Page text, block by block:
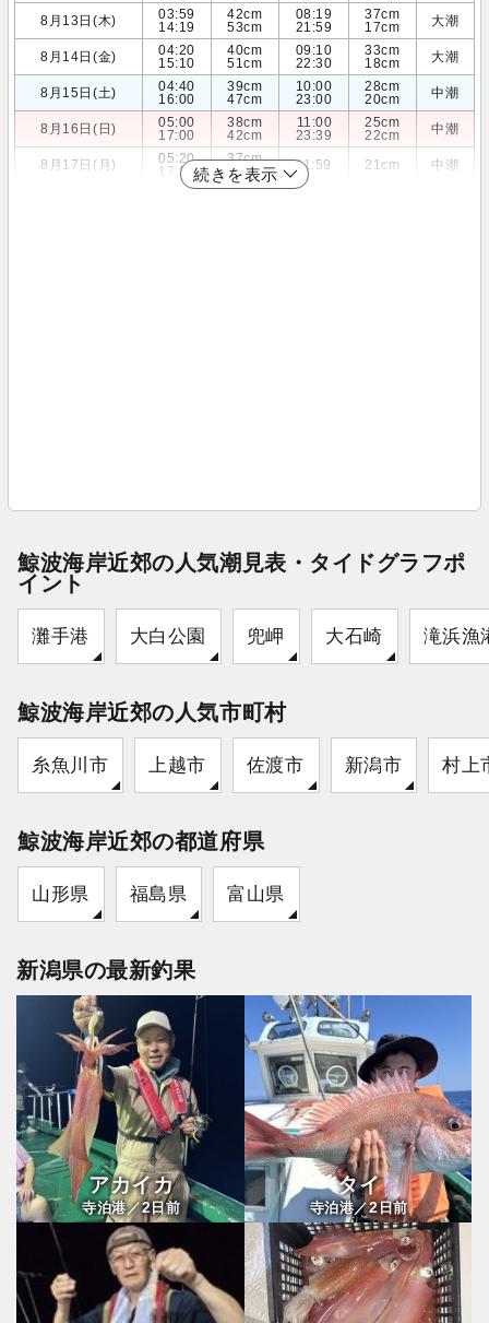
8月13日(木)
03:59
14:19
42cm
53cm
08:19
21:59
37cm
17cm
大潮
8月14日(金)
04:20
15:10
40cm
51cm
09:10
22:30
33cm
18cm
大潮
8月15日(土)
04:40
16:00
39cm
47cm
10:00
23:00
28cm
20cm
中潮
8月16日(日)
05:00
17:00
38cm
42cm
11:00
23:39
25cm
22cm
中潮
8月17日(月)
05:20
17:59
37cm
37cm
11:59 21cm 中潮
続きを表示
鯨波海岸近郊の人気潮見表・タイドグラフポ
イント
灘手港 大白公園 兜岬 大石崎 滝浜漁
鯨波海岸近郊の人気市町村
糸魚川市 上越市 佐渡市 新潟市 村上
鯨波海岸近郊の都道府県
山形県 福島県 富山県
新潟県の最新釣果
アカイカ
寺泊港／2日前
タイ
寺泊港／2日前